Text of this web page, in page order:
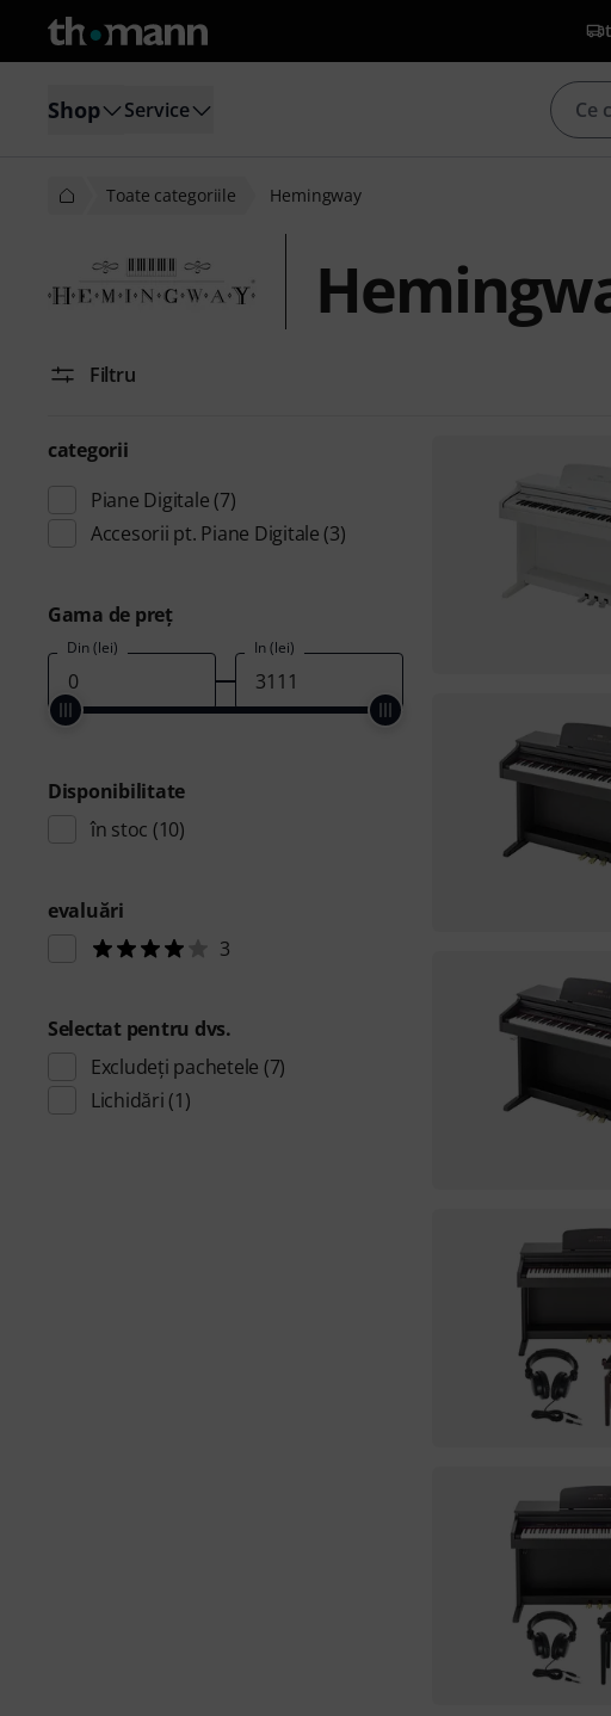
Shop Service
Toate categoriile Hemingway
Filtru
categorii
Piane Digitale (7)
Accesorii pt. Piane Digitale (3)
Gama de preţ
Din (lei) În (lei)
Disponibilitate
în stoc (10)
evaluări
3
Selectat pentru dvs.
Excludeți pachetele (7)
Lichidări (1)